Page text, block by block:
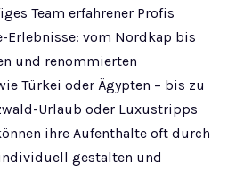
Team erfahrener Profis
Erlebnisse: vom Nordkap bis
und renommierten
Türkei oder Ägypten – bis zu
Urlaub oder Luxustripps
ihre Aufenthalte oft durch
gestalten und